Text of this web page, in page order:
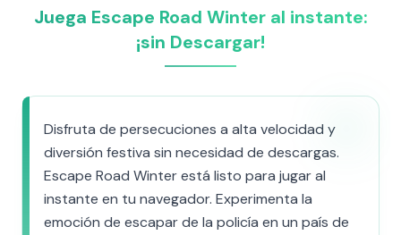
Juega Escape Road Winter al instante:
¡sin Descargar!
Disfruta de persecuciones a alta velocidad y
diversión festiva sin necesidad de descargas.
Escape Road Winter está listo para jugar al
instante en tu navegador. Experimenta la
emoción de escapar de la policía en un país de